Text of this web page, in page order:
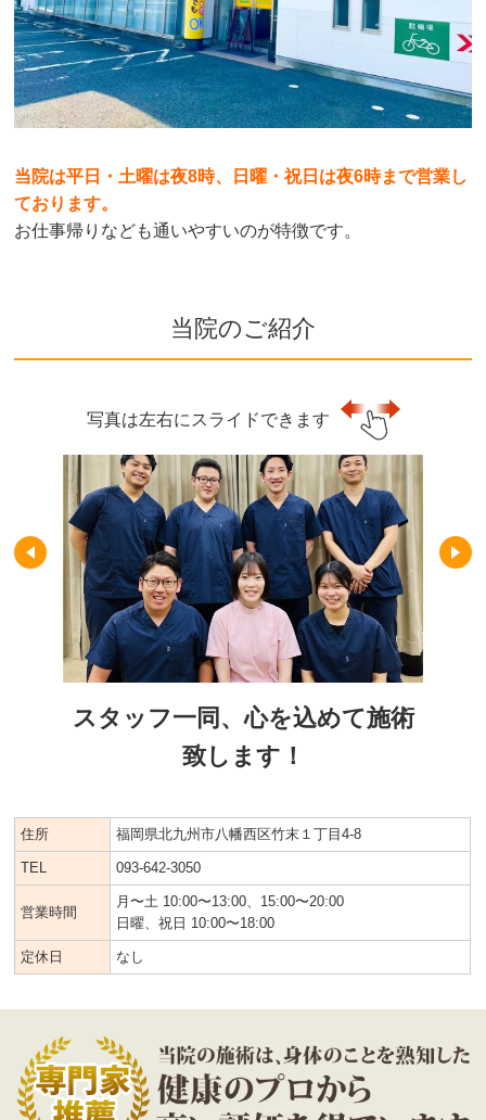
当院は平日・土曜は夜8時、日曜・祝日は夜6時まで営業し
ております。
お仕事帰りなども通いやすいのが特徴です。
当院のご紹介
写真は左右にスライドできます
スタッフ一同、心を込めて施術
致します！
住所 福岡県北九州市八幡西区竹末１丁目4-8
TEL 093-642-3050
営業時間
月〜土 10:00〜13:00、15:00〜20:00
日曜、祝日 10:00〜18:00
定休日 なし